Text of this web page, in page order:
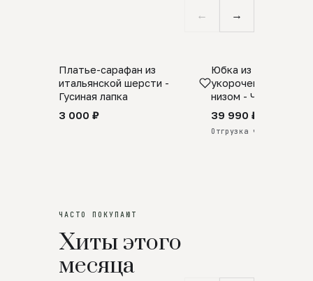
← →
SALE
Платье-сарафан из
итальянской шерсти -
Гусиная лапка
3 000 ₽
ПРЕДЗАКАЗ
Юбка из
укороченная с
низом - Черный
39 990 ₽
Отгрузка через 25 дней
ЧАСТО ПОКУПАЮТ
Хиты этого
месяца